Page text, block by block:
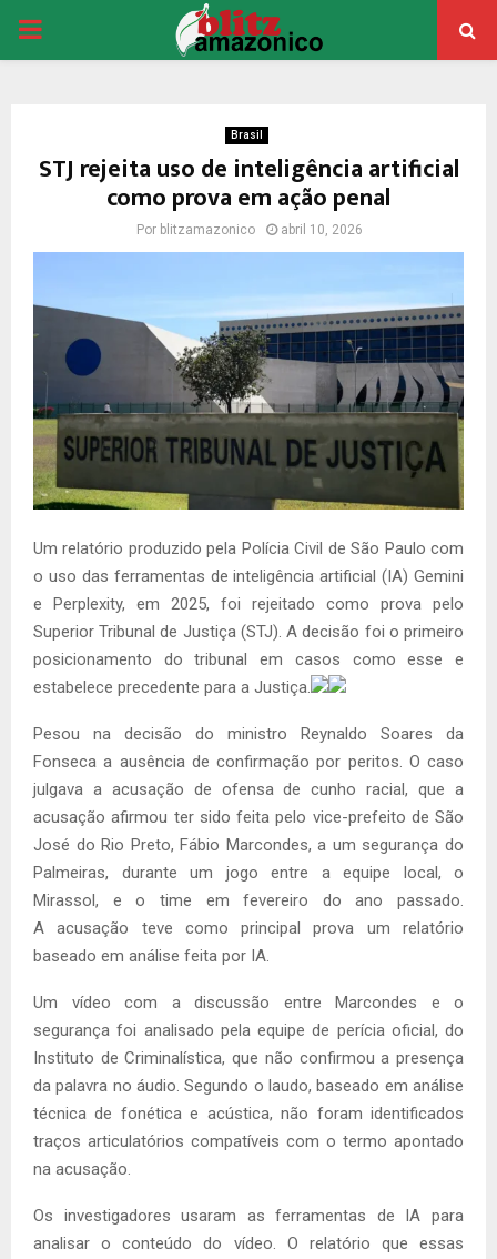
PRIMARY
Brasil
STJ rejeita uso de inteligência artificial
como prova em ação penal
Por blitzamazonico abril 10, 2026
Um relatório produzido pela Polícia Civil de São Paulo com
o uso das ferramentas de inteligência artificial (IA) Gemini
e Perplexity, em 2025, foi rejeitado como prova pelo
Superior Tribunal de Justiça (STJ). A decisão foi o primeiro
posicionamento do tribunal em casos como esse e
estabelece precedente para a Justiça.
Pesou na decisão do ministro Reynaldo Soares da
Fonseca a ausência de confirmação por peritos. O caso
julgava a acusação de ofensa de cunho racial, que a
acusação afirmou ter sido feita pelo vice-prefeito de São
José do Rio Preto, Fábio Marcondes, a um segurança do
Palmeiras, durante um jogo entre a equipe local, o
Mirassol, e o time em fevereiro do ano passado.
A acusação teve como principal prova um relatório
baseado em análise feita por IA.
Um vídeo com a discussão entre Marcondes e o
segurança foi analisado pela equipe de perícia oficial, do
Instituto de Criminalística, que não confirmou a presença
da palavra no áudio. Segundo o laudo, baseado em análise
técnica de fonética e acústica, não foram identificados
traços articulatórios compatíveis com o termo apontado
na acusação.
Os investigadores usaram as ferramentas de IA para
analisar o conteúdo do vídeo. O relatório que essas